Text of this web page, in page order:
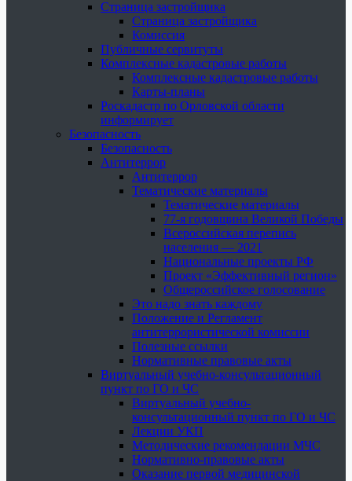
Страница застройщика
Страница застройщика
Комиссия
Публичные сервитуты
Комплексные кадастровые работы
Комплексные кадастровые работы
Карты-планы
Роскадастр по Орловской области
информирует
Безопасность
Безопасность
Антитеррор
Антитеррор
Тематические материалы
Тематические материалы
77-я годовщина Великой Победы
Всероссийская перепись
населения — 2021
Национальные проекты РФ
Проект «Эффективный регион»
Общероссийское голосование
Это надо знать каждому
Положение и Регламент
антитеррористической комиссии
Полезные ссылки
Нормативные правовые акты
Виртуальный учебно-консультационный
пункт по ГО и ЧС
Виртуальный учебно-
консультационный пункт по ГО и ЧС
Лекции УКП
Методические рекомендации МЧС
Нормативно-правовые акты
Оказание первой медицинской